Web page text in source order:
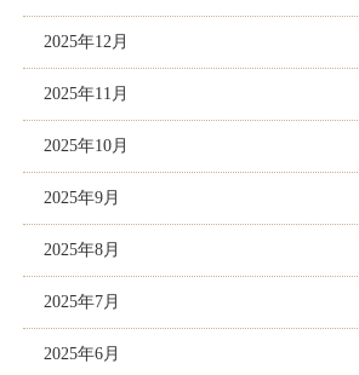
2025年12月
2025年11月
2025年10月
2025年9月
2025年8月
2025年7月
2025年6月